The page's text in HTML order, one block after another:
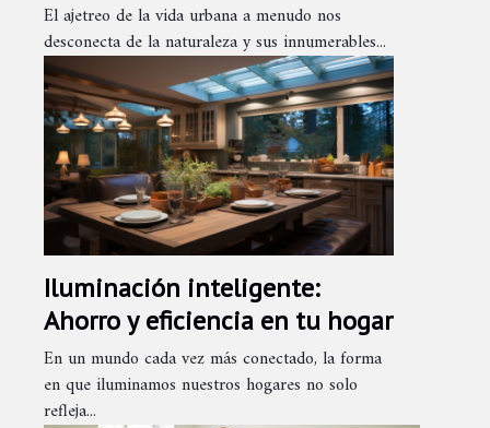
El ajetreo de la vida urbana a menudo nos
desconecta de la naturaleza y sus innumerables...
Iluminación inteligente:
Ahorro y eficiencia en tu hogar
En un mundo cada vez más conectado, la forma
en que iluminamos nuestros hogares no solo
refleja...